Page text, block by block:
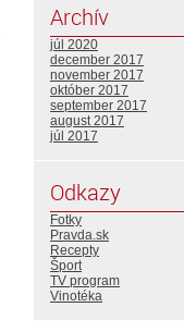
Archív
júl 2020
december 2017
november 2017
október 2017
september 2017
august 2017
júl 2017
Odkazy
Fotky
Pravda.sk
Recepty
Šport
TV program
Vinotéka